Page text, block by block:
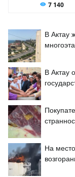
В Актау
В Актау
На